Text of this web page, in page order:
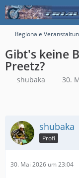
Regionale
Gibt's keine
Preetz?
shubaka 30.
shubaka
Profi
30. Mai 2026 um 23:04